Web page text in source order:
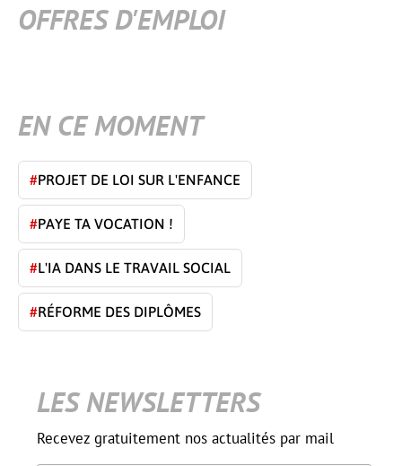
OFFRES D'EMPLOI
EN CE MOMENT
#PROJET DE LOI SUR L'ENFANCE
#PAYE TA VOCATION !
#L'IA DANS LE TRAVAIL SOCIAL
#RÉFORME DES DIPLÔMES
LES NEWSLETTERS
Recevez gratuitement nos actualités par mail